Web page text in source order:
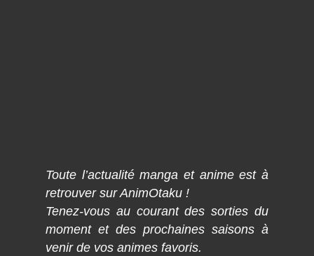
Toute l’actualité manga et anime est à
retrouver sur AnimOtaku !
Tenez-vous au courant des sorties du
moment et des prochaines saisons à
venir de vos animes favoris.